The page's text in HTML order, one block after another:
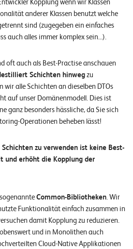
o
u
o
n
s
Kopplung wenn wir Klassen
anderer Klassen benutzt welche
sind (zugegeben ein einfaches
auch alles immer komplex sein…).
oft auch als Best-Practise anschauen
Schichten hinwegzu
wir alle Schichten an dieselben DTOs
auf unser Domänenmodell. Dies ist
ganz besonders hässliche, da Sie sich
Operationen beheben lässt!
Schichten zu verwenden ist keine Best-
und erhöht die Kopplung der
Common-Bibliotheken. Wir
Funktionalität einfach zusammen in
damit Kopplung zu reduzieren.
und in Monolithen auch
Cloud-Native Applikationen